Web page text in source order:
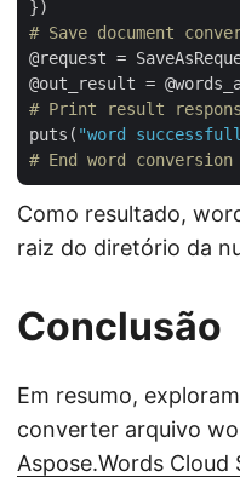
# Save document
@request =
# Print result
puts( "word
# End word conversion
Como resultado,
raiz do diretório da
Conclusão
Em resumo,
converter arquivo
Aspose.Words Cloud